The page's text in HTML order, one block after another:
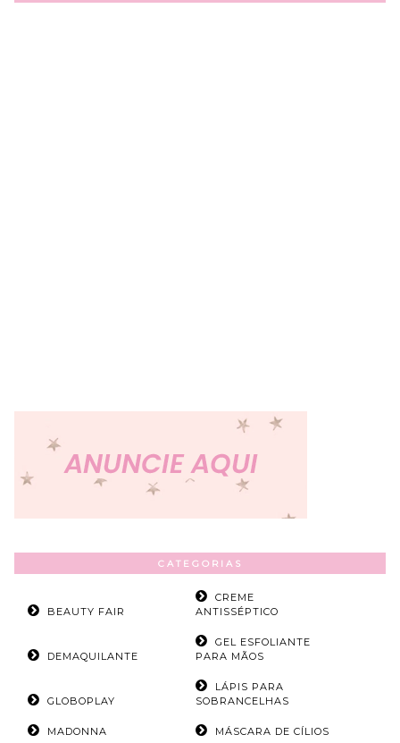
CATEGORIAS
BEAUTY FAIR
CREME
ANTISSÉPTICO
DEMAQUILANTE
GEL ESFOLIANTE
PARA MÃOS
GLOBOPLAY
LÁPIS PARA
SOBRANCELHAS
MADONNA MÁSCARA DE CÍLIOS